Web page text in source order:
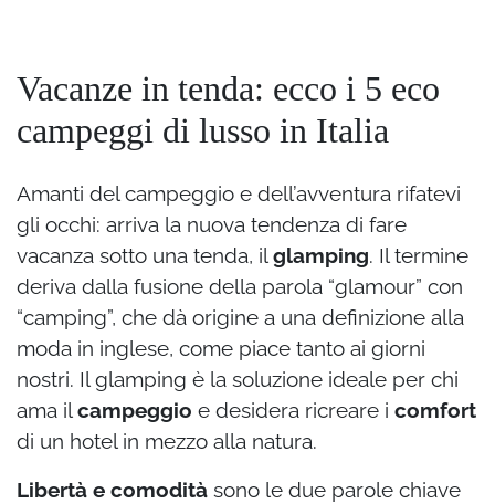
Vacanze in tenda: ecco i 5 eco
campeggi di lusso in Italia
Amanti del campeggio e dell’avventura rifatevi
gli occhi: arriva la nuova tendenza di fare
vacanza sotto una tenda, ilglamping. Il termine
deriva dalla fusione della parola “glamour” con
“camping”, che dà origine a una definizione alla
moda in inglese, come piace tanto ai giorni
nostri. Il glamping è la soluzione ideale per chi
ama ilcampeggio e desidera ricreare i comfort
di un hotel in mezzo alla natura.
Libertà e comodità sono le due parole chiave